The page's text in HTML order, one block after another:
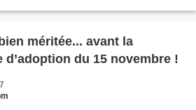
méritée... avant la
du 15 novembre !